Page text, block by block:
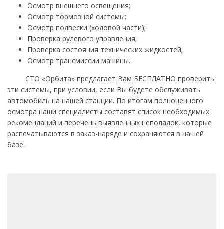
Осмотр внешнего освещения;
Осмотр тормозной системы;
Осмотр подвески (ходовой части);
Проверка рулевого управления;
Проверка состояния технических жидкостей;
Осмотр трансмиссии машины.
СТО «Орбита» предлагает Вам БЕСПЛАТНО проверить
эти системы, при условии, если Вы будете обслуживать
автомобиль на нашей станции. По итогам полноценного
осмотра наши специалисты составят список необходимых
рекомендаций и перечень выявленных неполадок, которые
распечатываются в заказ-наряде и сохраняются в нашей
базе.